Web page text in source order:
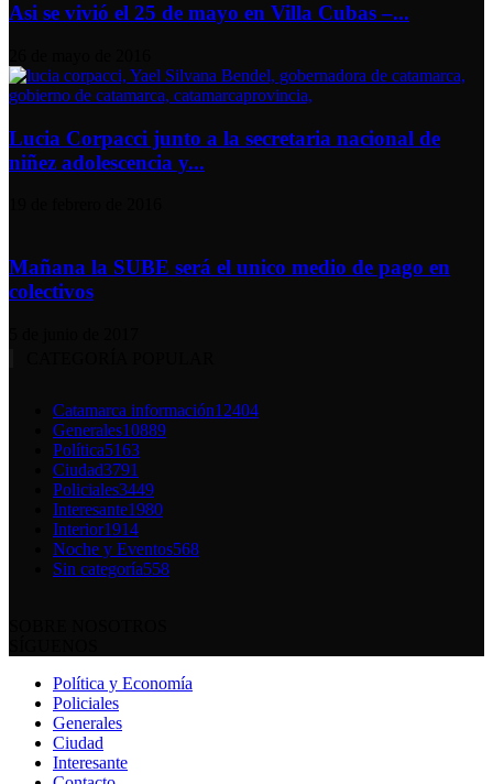
Asi se vivió el 25 de mayo en Villa Cubas –...
Lucia Corpacci junto a la secretaria nacional de
niñez adolescencia y...
Mañana la SUBE será el unico medio de pago en
colectivos
Catamarca información12404
Generales10889
Política5163
Ciudad3791
Policiales3449
Interesante1980
Interior1914
Noche y Eventos568
Sin categoría558
Política y Economía
Policiales
Generales
Ciudad
Interesante